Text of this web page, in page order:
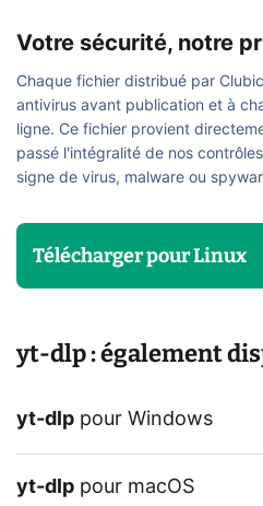
Votre sécurité, notre
Chaque fichier distribué par
antivirus avant publication et à
ligne. Ce fichier provient
passé l'intégralité de nos
signe de virus, malware ou
TéléchargerpourLinux
yt-dlp : également
yt-dlp pour Windows
yt-dlp pour macOS